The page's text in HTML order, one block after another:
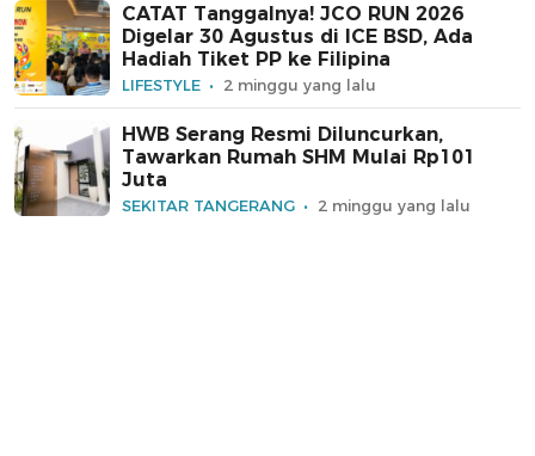
CATAT Tanggalnya! JCO RUN 2026
Digelar 30 Agustus di ICE BSD, Ada
Hadiah Tiket PP ke Filipina
LIFESTYLE 2 minggu yang lalu
HWB Serang Resmi Diluncurkan,
Tawarkan Rumah SHM Mulai Rp101
Juta
SEKITAR TANGERANG 2 minggu yang lalu